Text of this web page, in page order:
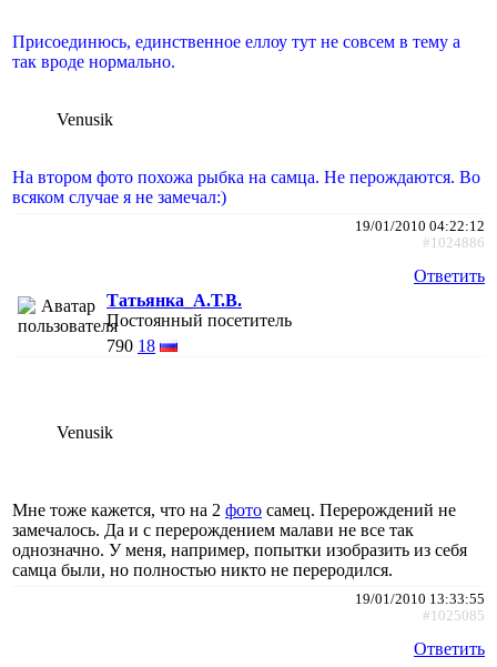
Присоединюсь, единственное еллоу тут не совсем в тему а
так вроде нормально.
Venusik
На втором фото похожа рыбка на самца. Не перождаются. Во
всяком случае я не замечал:)
19/01/2010 04:22:12
#1024886
Ответить
Татьянка_А.Т.В.
Постоянный посетитель
790 18
Venusik
Мне тоже кажется, что на 2 фото самец. Перерождений не
замечалось. Да и с перерождением малави не все так
однозначно. У меня, например, попытки изобразить из себя
самца были, но полностью никто не переродился.
19/01/2010 13:33:55
#1025085
Ответить